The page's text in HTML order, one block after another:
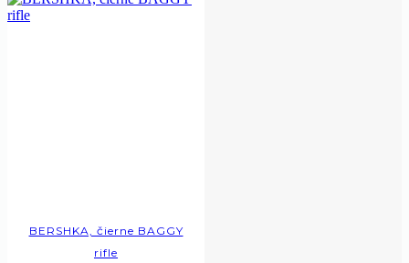
BERSHKA, čierne BAGGY
rifle